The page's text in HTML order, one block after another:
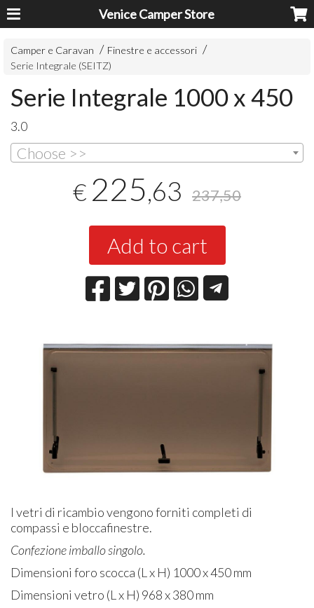
Venice Camper Store
Camper e Caravan
Finestre e accessori
Serie Integrale (SEITZ)
Serie Integrale 1000 x 450
3.0
Choose >>
€ 225,63 237,50
Add to cart
I vetri di ricambio vengono forniti completi di
compassi e bloccafinestre.
Confezione imballo singolo.
Dimensioni foro scocca (L x H) 1000 x 450 mm
Dimensioni vetro (L x H) 968 x 380 mm